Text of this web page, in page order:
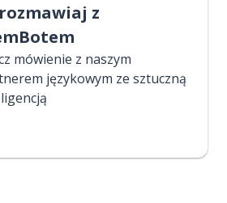
z
mówienie z naszym
językowym ze sztuczną